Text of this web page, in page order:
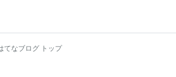
てなブログ トップ